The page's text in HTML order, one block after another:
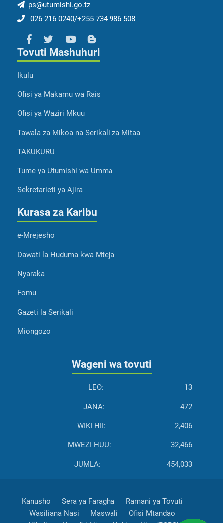
ps@utumishi.go.tz
026 216 0240/+255 734 986 508
Tovuti Mashuhuri
Ikulu
Ofisi ya Makamu wa Rais
Ofisi ya Waziri Mkuu
Tawala za Mikoa na Serikali za Mitaa
TAKUKURU
Tume ya Utumishi wa Umma
Sekretarieti ya Ajira
Kurasa za Karibu
e-Mrejesho
Dawati la Huduma kwa Mteja
Nyaraka
Fomu
Gazeti la Serikali
Miongozo
Wageni wa tovuti
LEO: 13
JANA: 472
WIKI HII: 2,406
MWEZI HUU: 32,466
JUMLA: 454,033
Kanusho Sera ya Faragha
Ramani ya Tovuti
Wasiliana Nasi
Maswali
Ofisi Mtandao